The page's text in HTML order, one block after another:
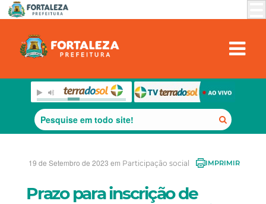
19 de Setembro de 2023 em Participação social IMPRIMIR
Prazo para inscrição de